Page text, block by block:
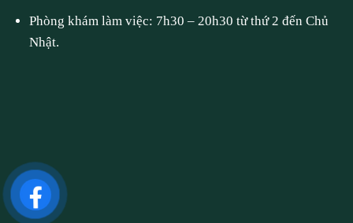
Phòng khám làm việc: 7h30 – 20h30 từ thứ 2 đến Chủ
Nhật.